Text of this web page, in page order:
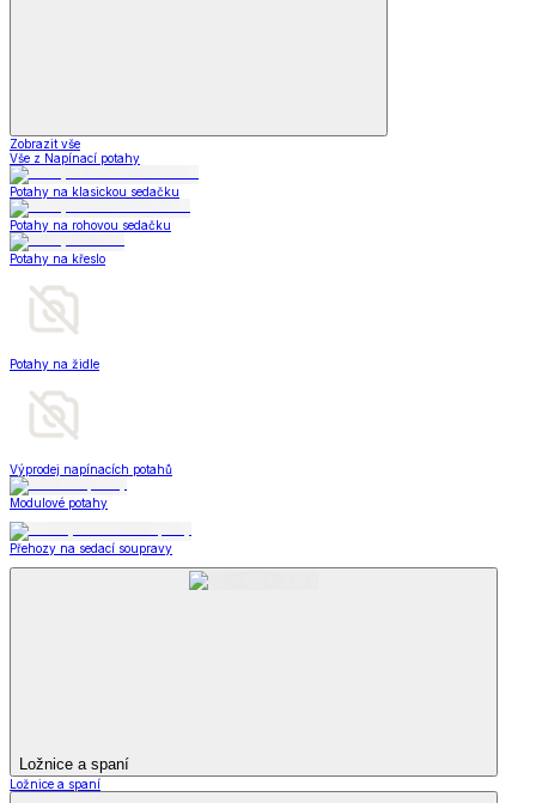
Zobrazit vše
Vše z Napínací potahy
Potahy na klasickou sedačku
Potahy na rohovou sedačku
Potahy na křeslo
Potahy na židle
Výprodej napínacích potahů
Modulové potahy
Přehozy na sedací soupravy
Ložnice a spaní
Ložnice a spaní